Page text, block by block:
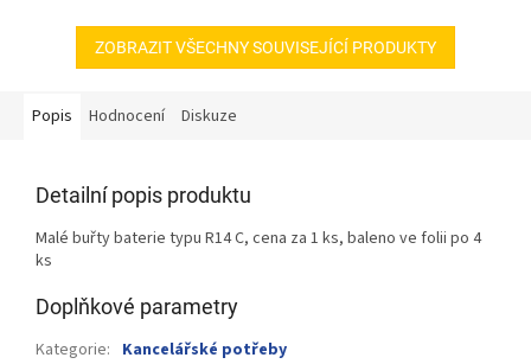
ZOBRAZIT VŠECHNY SOUVISEJÍCÍ PRODUKTY
Popis Hodnocení Diskuze
Detailní popis produktu
Malé buřty baterie typu R14 C, cena za 1 ks, baleno ve folii po 4
ks
Doplňkové parametry
Kategorie: Kancelářské potřeby